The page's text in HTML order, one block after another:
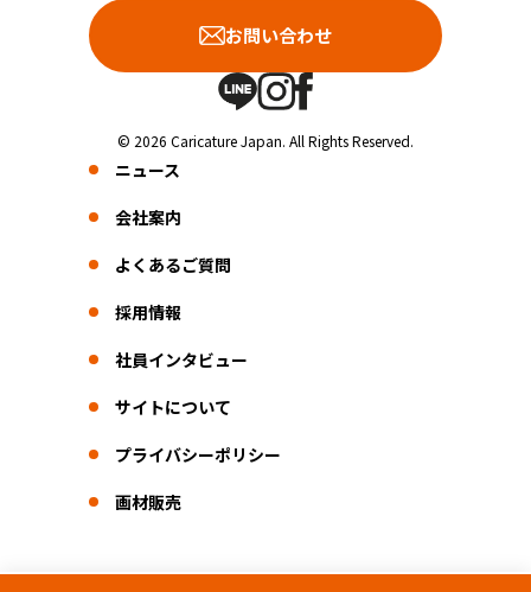
ニュース
会社案内
よくあるご質問
採用情報
社員インタビュー
サイトについて
プライバシーポリシー
画材販売
お問い合わせ
© 2026 Caricature Japan. All Rights Reserved.